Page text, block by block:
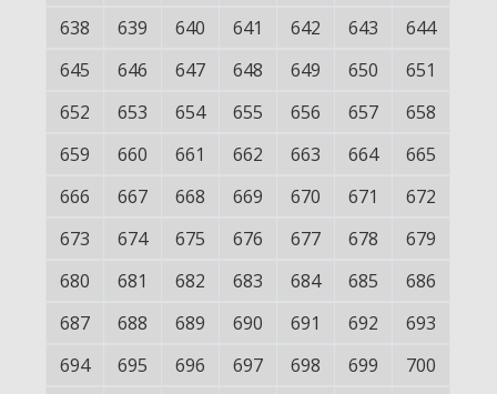
638
639 640 641 642 643
644
645
646 647 648 649 650
651
652
653 654 655 656 657
658
659
660 661 662 663 664
665
666
667 668 669 670 671
672
673
674 675 676 677 678
679
680
681 682 683 684 685
686
687
688 689 690 691 692
693
694
695 696 697 698 699
700